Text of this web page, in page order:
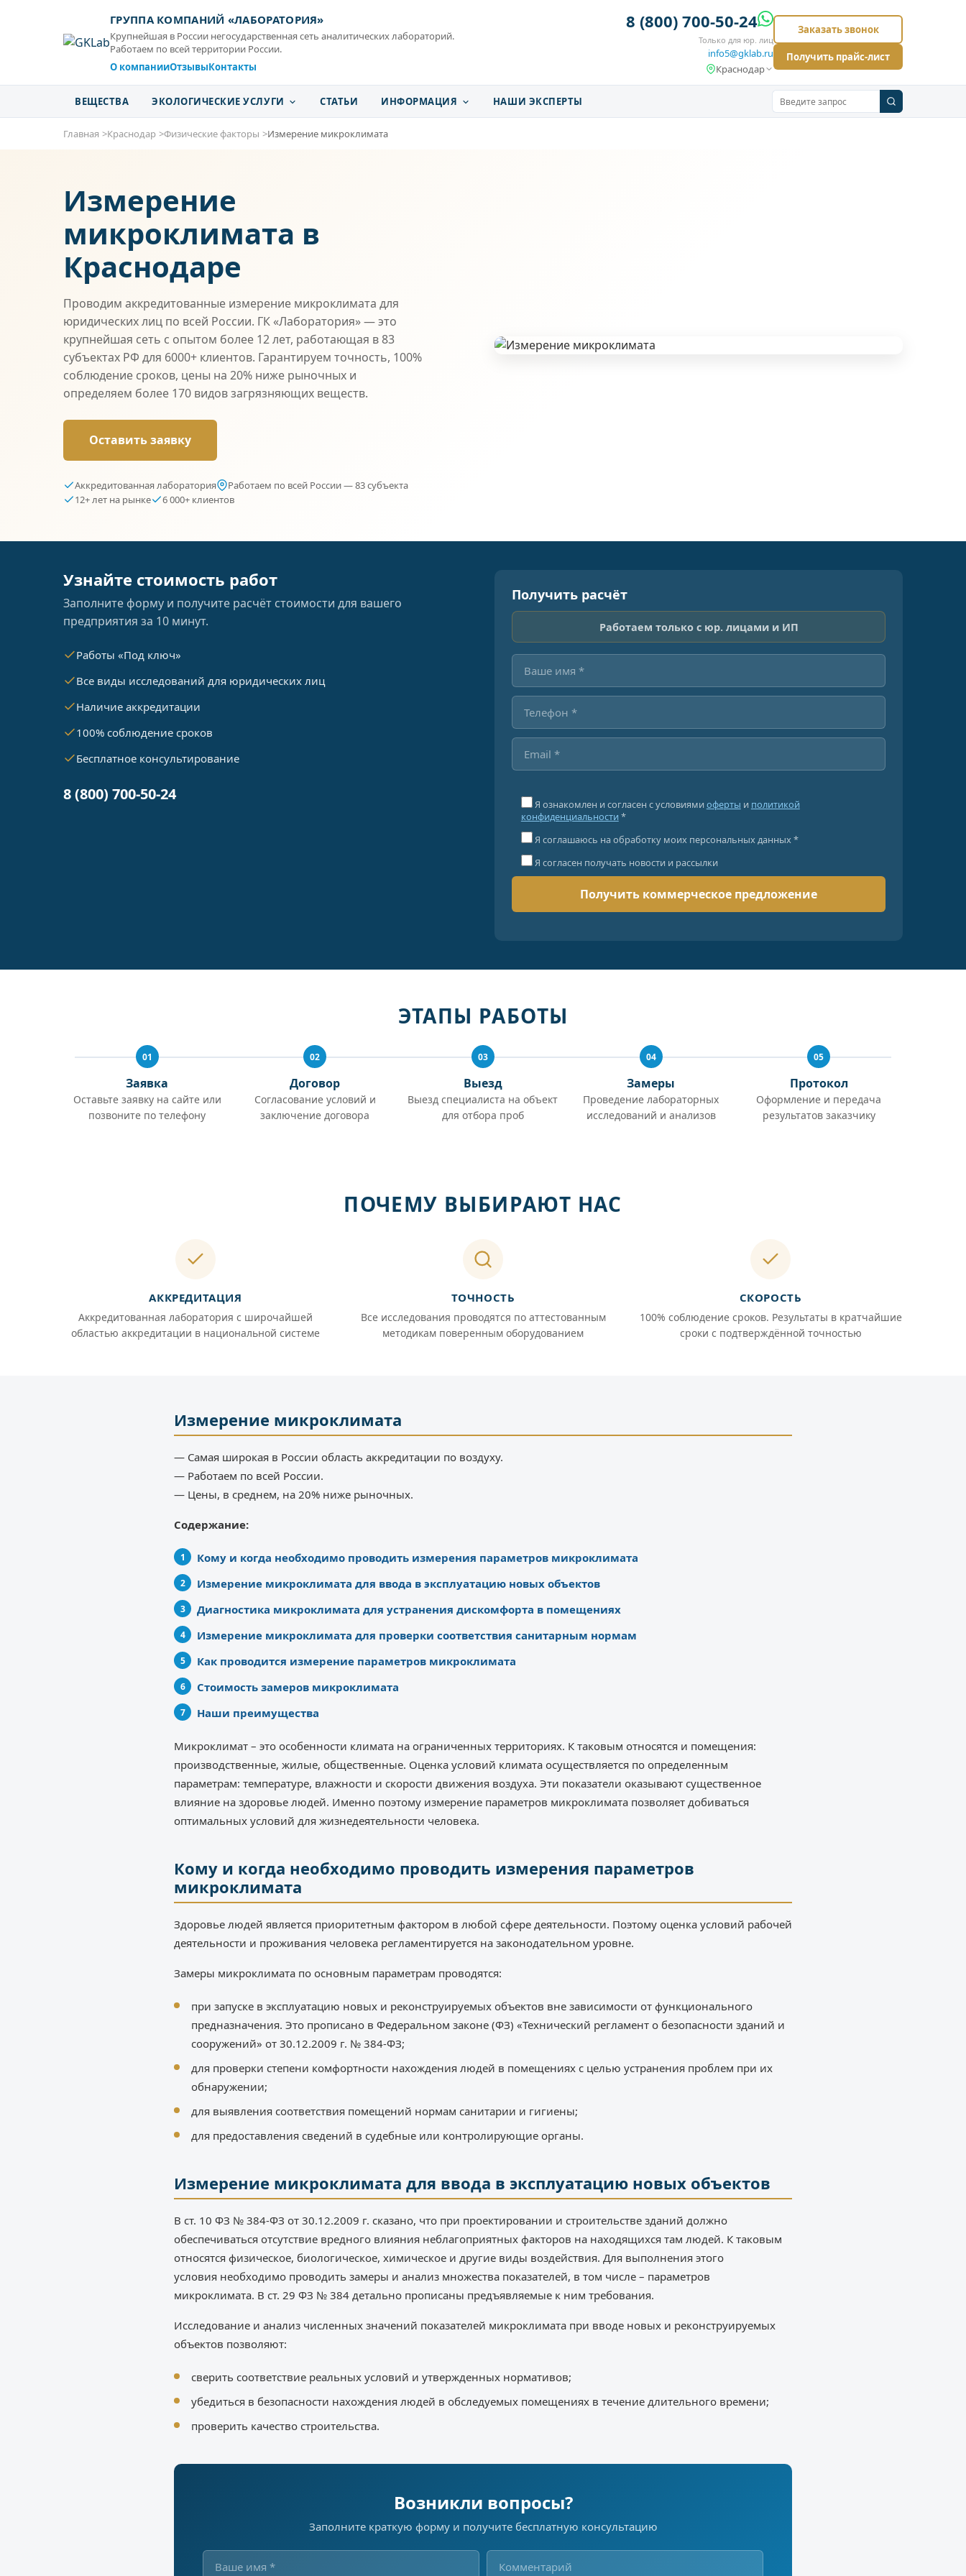
ГРУППА КОМПАНИЙ «ЛАБОРАТОРИЯ»
Крупнейшая в России негосударственная сеть аналитических лабораторий.
Работаем по всей территории России.
О компанииОтзывыКонтакты
8 (800) 700-50-24
Только для юр. лиц
info5@gklab.ru
Краснодар
Заказать звонок
Получить прайс-лист
ВЕЩЕСТВА ЭКОЛОГИЧЕСКИЕ УСЛУГИ СТАТЬИ ИНФОРМАЦИЯ НАШИ ЭКСПЕРТЫ
Главная Краснодар Физические факторы Измерение микроклимата
Измерение
микроклимата в
Краснодаре
Проводим аккредитованные измерение микроклимата для
юридических лиц по всей России. ГК «Лаборатория» — это
крупнейшая сеть с опытом более 12 лет, работающая в 83
субъектах РФ для 6000+ клиентов. Гарантируем точность, 100%
соблюдение сроков, цены на 20% ниже рыночных и
определяем более 170 видов загрязняющих веществ.
Оставить заявку
Аккредитованная лаборатория
Работаем по всей России — 83 субъекта
12+ лет на рынке
6 000+ клиентов
Узнайте стоимость работ
Заполните форму и получите расчёт стоимости для вашего
предприятия за 10 минут.
Работы «Под ключ»
Все виды исследований для юридических лиц
Наличие аккредитации
100% соблюдение сроков
Бесплатное консультирование
8 (800) 700-50-24
Получить расчёт
Работаем только с юр. лицами и ИП
Я ознакомлен и согласен с условиями оферты и политикой
конфиденциальности *
Я соглашаюсь на обработку моих персональных данных *
Я согласен получать новости и рассылки
ЭТАПЫ РАБОТЫ
01
Заявка
Оставьте заявку на сайте или
позвоните по телефону
02
Договор
Согласование условий и
заключение договора
03
Выезд
Выезд специалиста на объект
для отбора проб
04
Замеры
Проведение лабораторных
исследований и анализов
05
Протокол
Оформление и передача
результатов заказчику
ПОЧЕМУ ВЫБИРАЮТ НАС
АККРЕДИТАЦИЯ
Аккредитованная лаборатория с широчайшей
областью аккредитации в национальной системе
ТОЧНОСТЬ
Все исследования проводятся по аттестованным
методикам поверенным оборудованием
СКОРОСТЬ
100% соблюдение сроков. Результаты в кратчайшие
сроки с подтверждённой точностью
Измерение микроклимата
— Самая широкая в России область аккредитации по воздуху.
— Работаем по всей России.
— Цены, в среднем, на 20% ниже рыночных.
Содержание:
Кому и когда необходимо проводить измерения параметров микроклимата
Измерение микроклимата для ввода в эксплуатацию новых объектов
Диагностика микроклимата для устранения дискомфорта в помещениях
Измерение микроклимата для проверки соответствия санитарным нормам
Как проводится измерение параметров микроклимата
Стоимость замеров микроклимата
Наши преимущества
Микроклимат – это особенности климата на ограниченных территориях. К таковым относятся и помещения:
производственные, жилые, общественные. Оценка условий климата осуществляется по определенным
параметрам: температуре, влажности и скорости движения воздуха. Эти показатели оказывают существенное
влияние на здоровье людей. Именно поэтому измерение параметров микроклимата позволяет добиваться
оптимальных условий для жизнедеятельности человека.
Кому и когда необходимо проводить измерения параметров
микроклимата
Здоровье людей является приоритетным фактором в любой сфере деятельности. Поэтому оценка условий рабочей
деятельности и проживания человека регламентируется на законодательном уровне.
Замеры микроклимата по основным параметрам проводятся:
при запуске в эксплуатацию новых и реконструируемых объектов вне зависимости от функционального
предназначения. Это прописано в Федеральном законе (ФЗ) «Технический регламент о безопасности зданий и
сооружений» от 30.12.2009 г. № 384-ФЗ;
для проверки степени комфортности нахождения людей в помещениях с целью устранения проблем при их
обнаружении;
для выявления соответствия помещений нормам санитарии и гигиены;
для предоставления сведений в судебные или контролирующие органы.
Измерение микроклимата для ввода в эксплуатацию новых объектов
В ст. 10 ФЗ № 384-ФЗ от 30.12.2009 г. сказано, что при проектировании и строительстве зданий должно
обеспечиваться отсутствие вредного влияния неблагоприятных факторов на находящихся там людей. К таковым
относятся физическое, биологическое, химическое и другие виды воздействия. Для выполнения этого
условия необходимо проводить замеры и анализ множества показателей, в том числе – параметров
микроклимата. В ст. 29 ФЗ № 384 детально прописаны предъявляемые к ним требования.
Исследование и анализ численных значений показателей микроклимата при вводе новых и реконструируемых
объектов позволяют:
сверить соответствие реальных условий и утвержденных нормативов;
убедиться в безопасности нахождения людей в обследуемых помещениях в течение длительного времени;
проверить качество строительства.
Возникли вопросы?
Заполните краткую форму и получите бесплатную консультацию